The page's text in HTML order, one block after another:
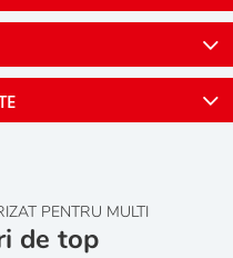
PENTRU MULTI
de top